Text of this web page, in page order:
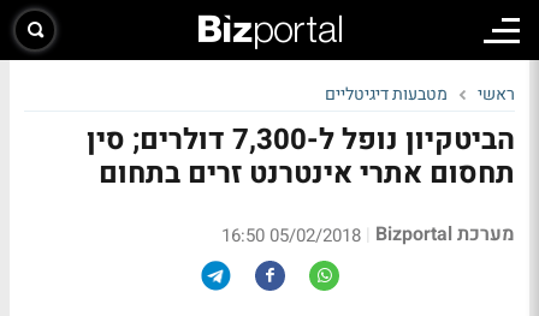
ראשי מטבעות דיגיטליים
הביטקיון נופל ל-7,300 דולרים; סין
תחסום אתרי אינטרנט זרים בתחום
מערכת Bizportal |
05/02/2018 16:50